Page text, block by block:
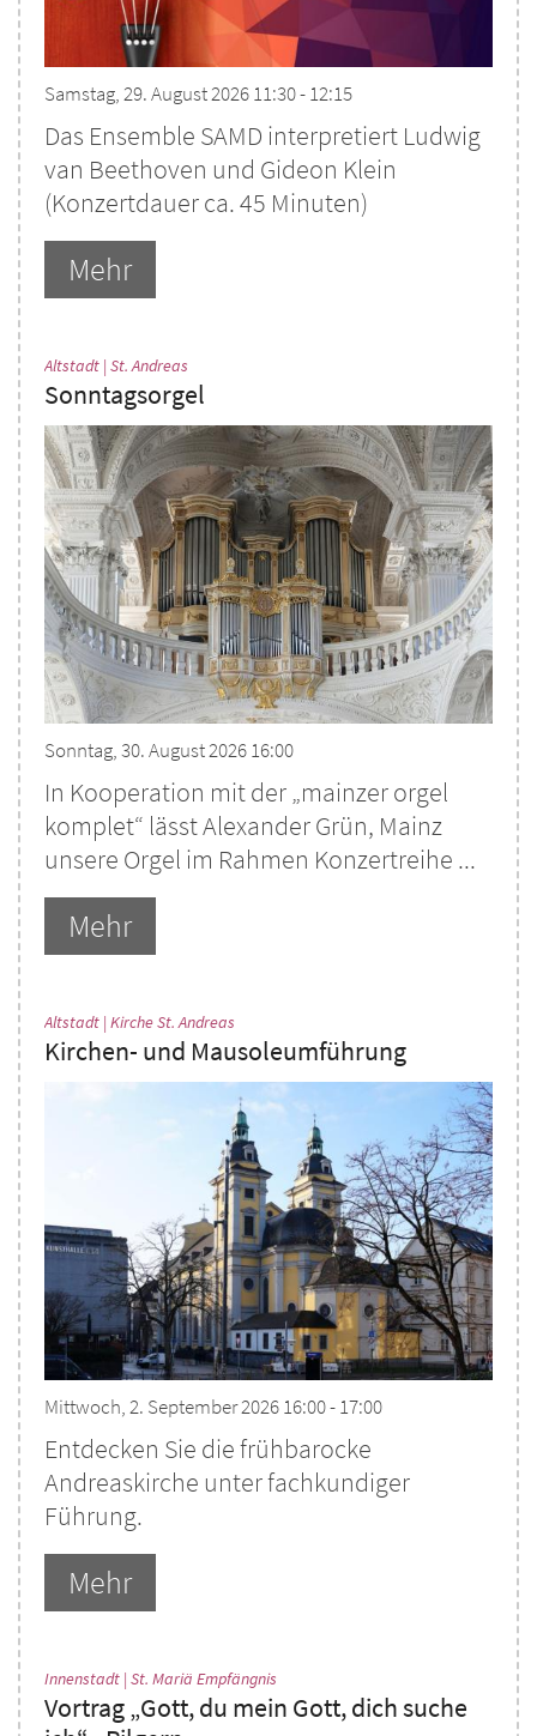
Samstag, 29. August 2026 11:30 - 12:15
Das Ensemble SAMD interpretiert Ludwig
van Beethoven und Gideon Klein
(Konzertdauer ca. 45 Minuten)
Mehr
Altstadt | St. Andreas
Sonntagsorgel
Sonntag, 30. August 2026 16:00
In Kooperation mit der „mainzer orgel
komplet“ lässt Alexander Grün, Mainz
unsere Orgel im Rahmen Konzertreihe ...
Mehr
Altstadt | Kirche St. Andreas
Kirchen- und Mausoleumführung
Mittwoch, 2. September 2026 16:00 - 17:00
Entdecken Sie die frühbarocke
Andreaskirche unter fachkundiger
Führung.
Mehr
Innenstadt | St. Mariä Empfängnis
Vortrag „Gott, du mein Gott, dich suche